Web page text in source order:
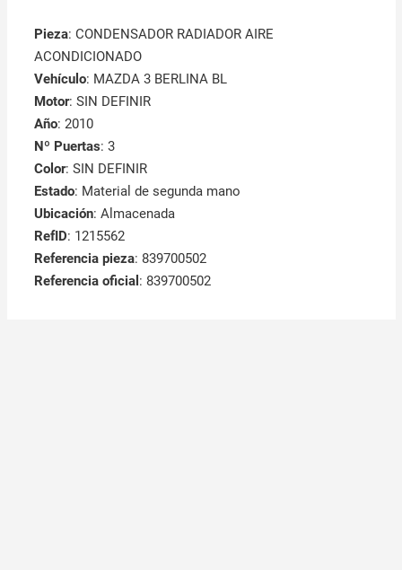
Pieza: CONDENSADOR RADIADOR AIRE
ACONDICIONADO
Vehículo: MAZDA 3 BERLINA BL
Motor: SIN DEFINIR
Año: 2010
Nº Puertas: 3
Color: SIN DEFINIR
Estado: Material de segunda mano
Ubicación: Almacenada
RefID: 1215562
Referencia pieza: 839700502
Referencia oficial : 839700502